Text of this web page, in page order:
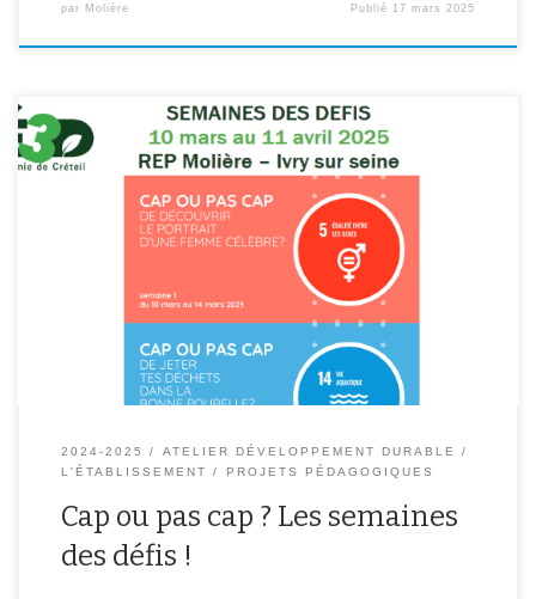
par Molière Publié 17 mars 2025
Du 10 mars au 11 avril 2025 participe aux semaines des défis !
Chaque semaine, surpasse toi pour contribuer au bien de la
planète ou apprendre de nouvelles connaissances !Composter,
recycler, aider ton prochain, tu peux tout faire !
2024-2025
ATELIER DÉVELOPPEMENT DURABLE
L'ÉTABLISSEMENT
PROJETS PÉDAGOGIQUES
Cap ou pas cap ? Les semaines
des défis !